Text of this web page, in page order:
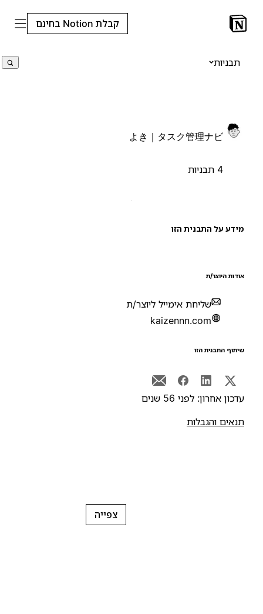
קבלת Notion בחינם
תבניות
よき｜タスク管理ナビ
על התבנית הזו
היוצר/ת
שליחת אימייל ליוצר/ת
kaizennn.com
התבנית הזו
אחרון: לפני 56 שנים
והגבלות
צפייה